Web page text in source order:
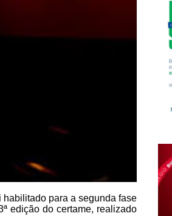
habilitado para a segunda fase
edição do certame, realizado